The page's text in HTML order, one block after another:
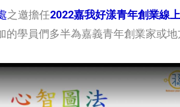
之邀擔任2022嘉我好漾青年創業線
學員們多半為嘉義青年創業家或地